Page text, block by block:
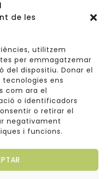
de les
utilitzem
per emmagatzemar
dispositiu. Donar el
ens
com ara el
o identificadors
o retirar el
negativament
i funcions.
Sant Cugat del Vallès
| 691967537